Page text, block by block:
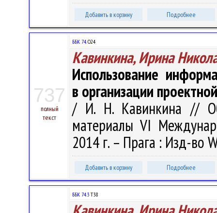
Добавить в корзину Подробнее
737
полный
текст
ББК 74.О24
Кавинкина, Ирина
Использование
в организации
/ И. Н. Кавинкина //
материалы VI
2014 г. – Прага : Изд-во
Добавить в корзину Подробнее
ББК 74.3 Т38